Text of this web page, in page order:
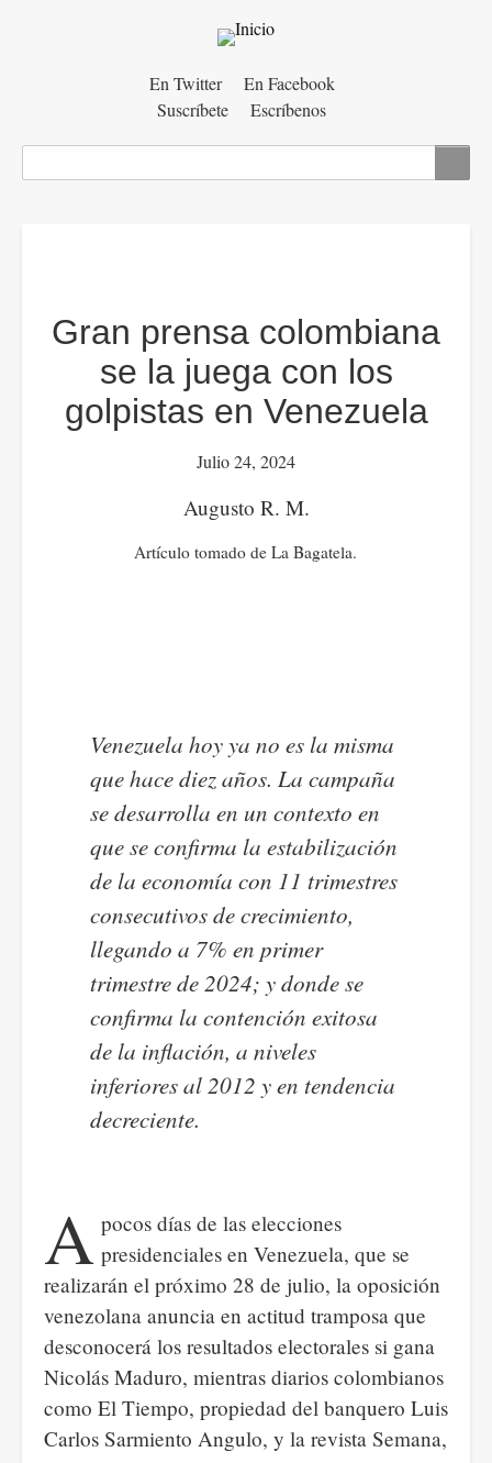
En Twitter
En Facebook
Suscríbete
Escríbenos
Gran prensa colombiana
se la juega con los
golpistas en Venezuela
Julio 24, 2024
Augusto R. M.
Artículo tomado de La Bagatela.
Venezuela hoy ya no es la misma
que hace diez años. La campaña
se desarrolla en un contexto en
que se confirma la estabilización
de la economía con 11 trimestres
consecutivos de crecimiento,
llegando a 7% en primer
trimestre de 2024; y donde se
confirma la contención exitosa
de la inflación, a niveles
inferiores al 2012 y en tendencia
decreciente.
A pocos días de las elecciones
presidenciales en Venezuela, que se
realizarán el próximo 28 de julio, la oposición
venezolana anuncia en actitud tramposa que
desconocerá los resultados electorales si gana
Nicolás Maduro, mientras diarios colombianos
como El Tiempo, propiedad del banquero Luis
Carlos Sarmiento Angulo, y la revista Semana,